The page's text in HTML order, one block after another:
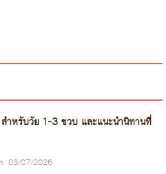
สำหรับวัย 1-3 ขวบ และแนะนำนิทานที่
03/07/2026